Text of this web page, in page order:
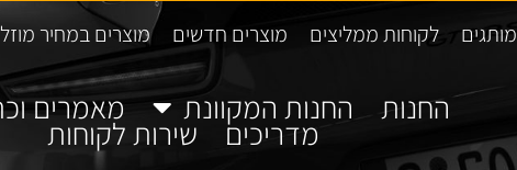
מותגים לקוחות ממליצים מוצרים חדשים מוצרים במחיר מוזל
החנות החנות המקוונת מאמרים
מדריכים שירות לקוחות